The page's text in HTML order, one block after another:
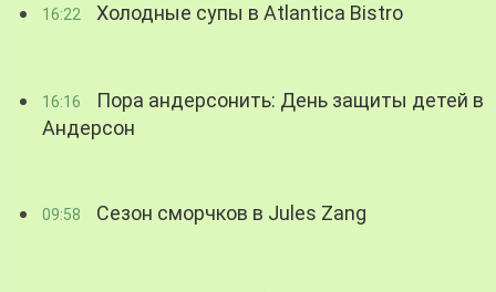
16:22 Холодные супы в Atlantica Bistro
16:16
Пора андерсонить: День защиты детей в
Андерсон
09:58 Сезон сморчков в Jules Zang